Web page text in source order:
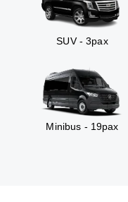
SUV - 3pax
Minibus - 19pax